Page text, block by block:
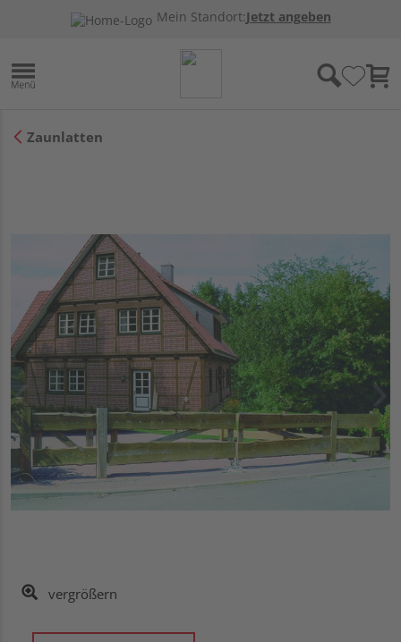
Mein Standort:Jetzt angeben
Zaunlatten
vergrößern